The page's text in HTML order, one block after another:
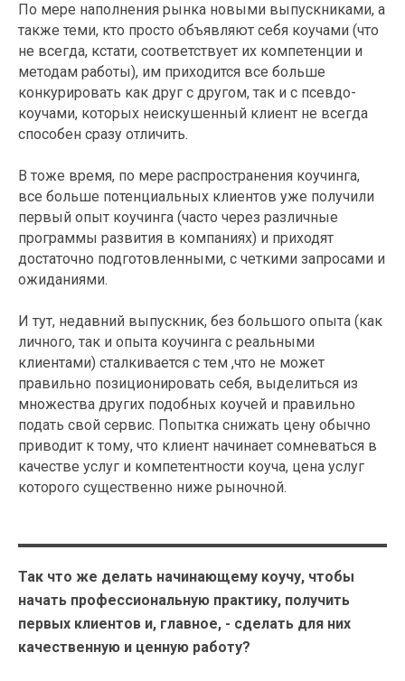
По мере наполнения рынка новыми выпускниками, а
также теми, кто просто объявляют себя коучами (что
не всегда, кстати, соответствует их компетенции и
методам работы), им приходится все больше
конкурировать как друг с другом, так и с псевдо-
коучами, которых неискушенный клиент не всегда
способен сразу отличить.
В тоже время, по мере распространения коучинга,
все больше потенциальных клиентов уже получили
первый опыт коучинга (часто через различные
программы развития в компаниях) и приходят
достаточно подготовленными, с четкими запросами и
ожиданиями.
И тут, недавний выпускник, без большого опыта (как
личного, так и опыта коучинга с реальными
клиентами) сталкивается с тем ,что не может
правильно позиционировать себя, выделиться из
множества других подобных коучей и правильно
подать свой сервис. Попытка снижать цену обычно
приводит к тому, что клиент начинает сомневаться в
качестве услуг и компетентности коуча, цена услуг
которого существенно ниже рыночной.
Так что же делать начинающему коучу, чтобы
начать профессиональную практику, получить
первых клиентов и, главное, - сделать для них
качественную и ценную работу?